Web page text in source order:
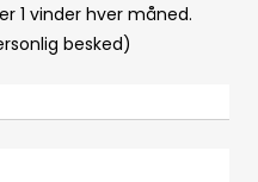
1 vinder hver måned.
besked)